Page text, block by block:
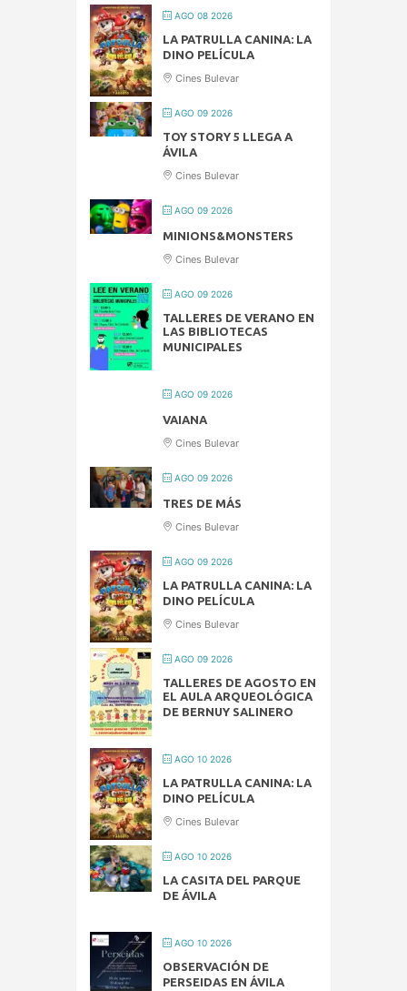
AGO 08 2026
LA PATRULLA CANINA: LA
DINO PELÍCULA
Cines Bulevar
AGO 09 2026
TOY STORY 5 LLEGA A
ÁVILA
Cines Bulevar
AGO 09 2026
MINIONS&MONSTERS
Cines Bulevar
AGO 09 2026
TALLERES DE VERANO EN
LAS BIBLIOTECAS
MUNICIPALES
AGO 09 2026
VAIANA
Cines Bulevar
AGO 09 2026
TRES DE MÁS
Cines Bulevar
AGO 09 2026
LA PATRULLA CANINA: LA
DINO PELÍCULA
Cines Bulevar
AGO 09 2026
TALLERES DE AGOSTO EN
EL AULA ARQUEOLÓGICA
DE BERNUY SALINERO
AGO 10 2026
LA PATRULLA CANINA: LA
DINO PELÍCULA
Cines Bulevar
AGO 10 2026
LA CASITA DEL PARQUE
DE ÁVILA
AGO 10 2026
OBSERVACIÓN DE
PERSEIDAS EN ÁVILA